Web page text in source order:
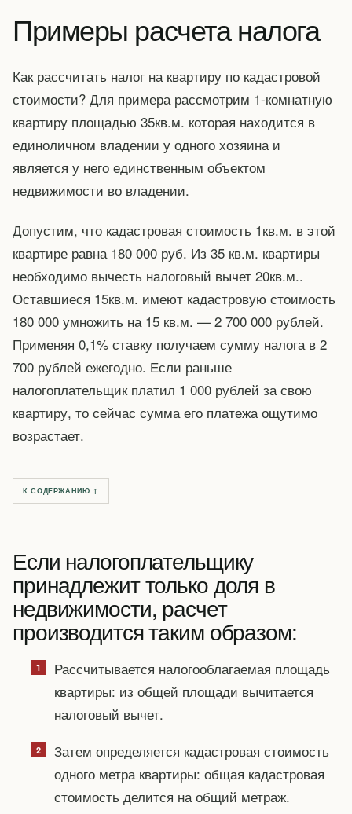
Примеры расчета налога
Как рассчитать налог на квартиру по кадастровой
стоимости? Для примера рассмотрим 1-комнатную
квартиру площадью 35кв.м. которая находится в
единоличном владении у одного хозяина и
является у него единственным объектом
недвижимости во владении.
Допустим, что кадастровая стоимость 1кв.м. в этой
квартире равна 180 000 руб. Из 35 кв.м. квартиры
необходимо вычесть налоговый вычет 20кв.м..
Оставшиеся 15кв.м. имеют кадастровую стоимость
180 000 умножить на 15 кв.м. — 2 700 000 рублей.
Применяя 0,1% ставку получаем сумму налога в 2
700 рублей ежегодно. Если раньше
налогоплательщик платил 1 000 рублей за свою
квартиру, то сейчас сумма его платежа ощутимо
возрастает.
К СОДЕРЖАНИЮ ↑
Если налогоплательщику
принадлежит только доля в
недвижимости, расчет
производится таким образом:
Рассчитывается налогооблагаемая площадь
квартиры: из общей площади вычитается
налоговый вычет.
Затем определяется кадастровая стоимость
одного метра квартиры: общая кадастровая
стоимость делится на общий метраж.